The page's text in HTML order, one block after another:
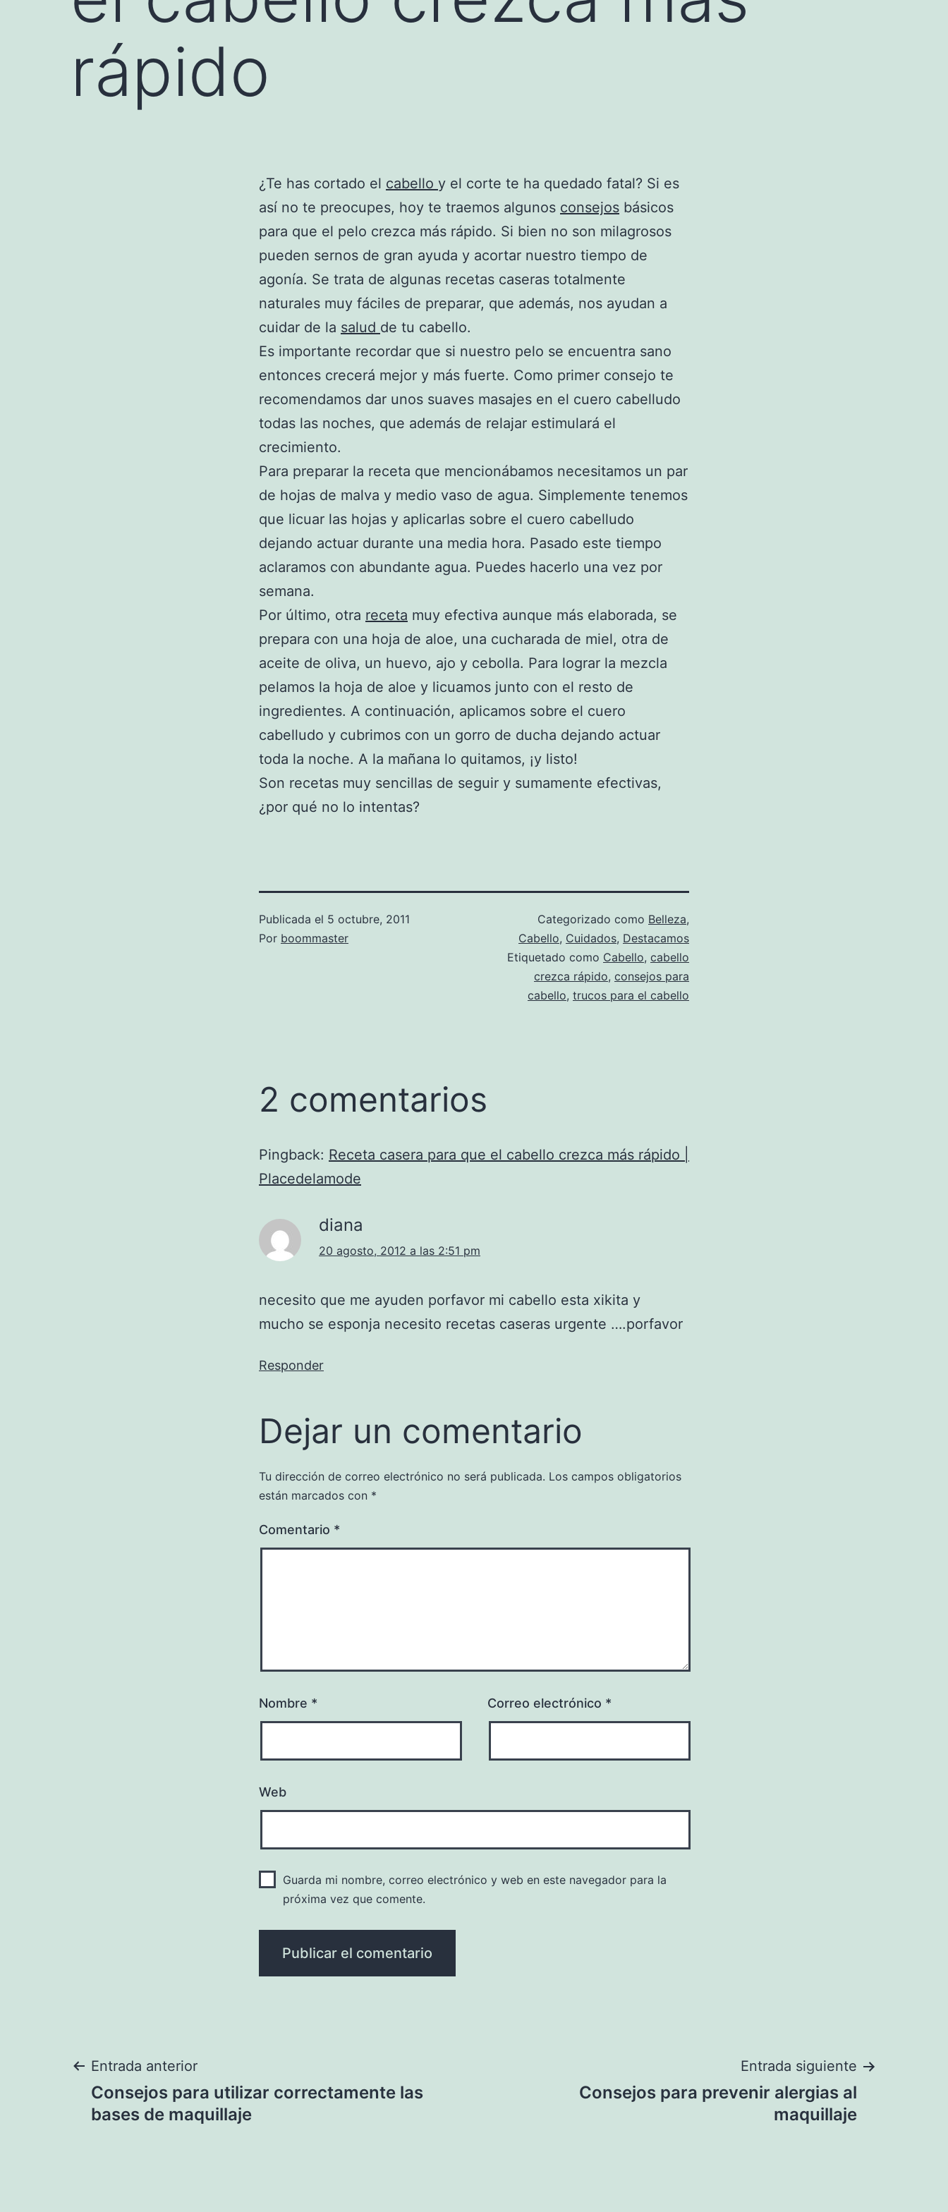
rápido
¿Te has cortado el cabello y el corte te ha quedado fatal? Si es
así no te preocupes, hoy te traemos algunos consejos básicos
para que el pelo crezca más rápido. Si bien no son milagrosos
pueden sernos de gran ayuda y acortar nuestro tiempo de
agonía. Se trata de algunas recetas caseras totalmente
naturales muy fáciles de preparar, que además, nos ayudan a
cuidar de la salud de tu cabello.
Es importante recordar que si nuestro pelo se encuentra sano
entonces crecerá mejor y más fuerte. Como primer consejo te
recomendamos dar unos suaves masajes en el cuero cabelludo
todas las noches, que además de relajar estimulará el
crecimiento.
Para preparar la receta que mencionábamos necesitamos un par
de hojas de malva y medio vaso de agua. Simplemente tenemos
que licuar las hojas y aplicarlas sobre el cuero cabelludo
dejando actuar durante una media hora. Pasado este tiempo
aclaramos con abundante agua. Puedes hacerlo una vez por
semana.
Por último, otra receta muy efectiva aunque más elaborada, se
prepara con una hoja de aloe, una cucharada de miel, otra de
aceite de oliva, un huevo, ajo y cebolla. Para lograr la mezcla
pelamos la hoja de aloe y licuamos junto con el resto de
ingredientes. A continuación, aplicamos sobre el cuero
cabelludo y cubrimos con un gorro de ducha dejando actuar
toda la noche. A la mañana lo quitamos, ¡y listo!
Son recetas muy sencillas de seguir y sumamente efectivas,
¿por qué no lo intentas?
Publicada el 5 octubre, 2011
Por boommaster
Categorizado como Belleza,
Cabello, Cuidados, Destacamos
Etiquetado como Cabello, cabello
crezca rápido, consejos para
cabello, trucos para el cabello
2 comentarios
Pingback: Receta casera para que el cabello crezca más rápido |
Placedelamode
diana
20 agosto, 2012 a las 2:51 pm
necesito que me ayuden porfavor mi cabello esta xikita y
mucho se esponja necesito recetas caseras urgente ….porfavor
Responder
Dejar un comentario
Tu dirección de correo electrónico no será publicada. Los campos obligatorios
están marcados con *
Comentario *
Nombre * Correo electrónico *
Web
Guarda mi nombre, correo electrónico y web en este navegador para la
próxima vez que comente.
Navegación
de
Entrada anterior
Consejos para utilizar correctamente las
bases de maquillaje
Entrada siguiente
Consejos para prevenir alergias al
maquillaje